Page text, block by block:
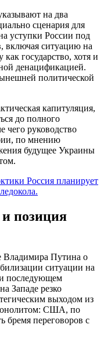
на два
сценария для
уступки России под
включая ситуацию на
государство, хотя и
денацификацией.
политической
капитуляция,
до полного
чего руководство
по мнению
будущее Украины
Россия планирует
позиция
Владимира Путина о
ситуации на
последующем
Западе резко
выходом из
США, по
бремя переговоров с